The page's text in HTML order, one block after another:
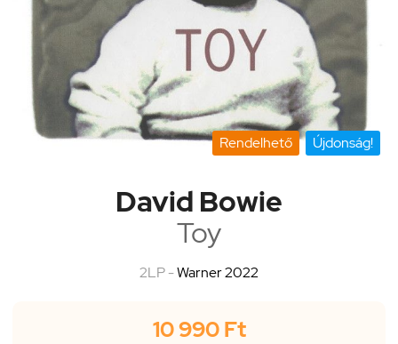
Rendelhető Újdonság!
David Bowie
Toy
2LP -Warner 2022
10 990 Ft